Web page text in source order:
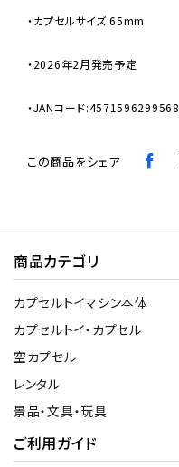
・カプセルサイズ:65mm
・2026年2月発売予定
・JANコード:4571596299568
この商品をシェア
商品カテゴリ
カプセルトイマシン本体
カプセルトイ・カプセル
空カプセル
レンタル
景品・文具・玩具
ご利用ガイド